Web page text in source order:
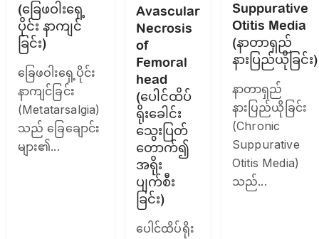
(ခြေဖဝါးရှေ့
ပိုင်း နာကျင်
ခြင်း)
ခြေဖဝါးရှေ့ပိုင်း
နာကျင်ခြင်း
(Metatarsalgia)
သည် ခြေချောင်း
များ၏...
Avascular
Necrosis
of
Femoral
head
(ပေါင်ထိပ်
ရိုးခေါင်း
သွေးပြတ်
တောက်၍
အရိုး
ပျက်စီး
ခြင်း)
ပေါင်ထိပ်ရိုး
Suppurative
Otitis Media
(နာတာရှည်
နားပြည်ယိုခြင်း)
နာတာရှည်
နားပြည်ယိုခြင်း
(Chronic
Suppurative
Otitis Media)
သည်...